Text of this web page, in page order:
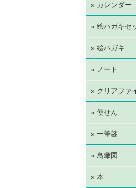
» カレンダー
» 絵ハガキセ
» 絵ハガキ
» ノート
» クリアファ
» 便せん
» 一筆箋
» 鳥瞰図
» 本